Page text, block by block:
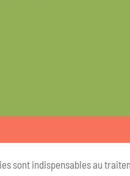
sont indispensables au